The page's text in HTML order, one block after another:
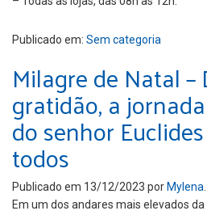
Publicado em: Sem categoria
Milagre de Natal
gratidão, a
do senhor
todos
Publicado em 13/12/2023 por Mylena
Em um dos andares mais elevados